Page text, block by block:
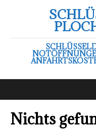
Nichts